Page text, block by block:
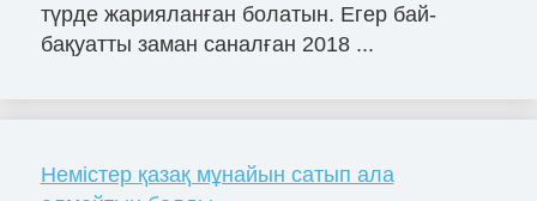
түрде жарияланған болатын. Егер бай-
бақуатты заман саналған 2018 ...
Немістер қазақ мұнайын сатып ала